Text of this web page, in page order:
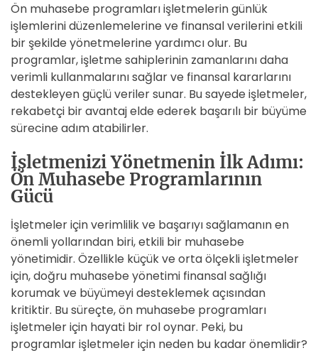
Ön muhasebe programları işletmelerin günlük
işlemlerini düzenlemelerine ve finansal verilerini etkili
bir şekilde yönetmelerine yardımcı olur. Bu
programlar, işletme sahiplerinin zamanlarını daha
verimli kullanmalarını sağlar ve finansal kararlarını
destekleyen güçlü veriler sunar. Bu sayede işletmeler,
rekabetçi bir avantaj elde ederek başarılı bir büyüme
sürecine adım atabilirler.
İşletmenizi Yönetmenin İlk Adımı:
Ön Muhasebe Programlarının
Gücü
İşletmeler için verimlilik ve başarıyı sağlamanın en
önemli yollarından biri, etkili bir muhasebe
yönetimidir. Özellikle küçük ve orta ölçekli işletmeler
için, doğru muhasebe yönetimi finansal sağlığı
korumak ve büyümeyi desteklemek açısından
kritiktir. Bu süreçte, ön muhasebe programları
işletmeler için hayati bir rol oynar. Peki, bu
programlar işletmeler için neden bu kadar önemlidir?